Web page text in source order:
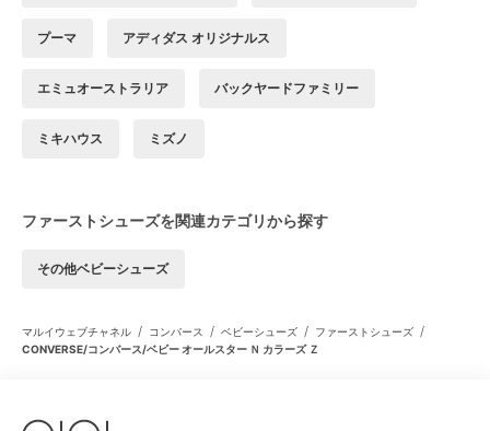
プーマ アディダス オリジナルス
エミュオーストラリア バックヤードファミリー
ミキハウス ミズノ
ファーストシューズを関連カテゴリから探す
その他ベビーシューズ
マルイウェブチャネル / コンバース / ベビーシューズ / ファーストシューズ /
CONVERSE/コンバース/ベビー オールスター Ｎ カラーズ Ｚ